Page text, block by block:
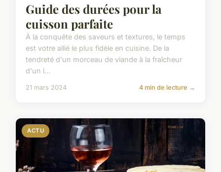
Guide des durées pour la
cuisson parfaite
À la conquête des saveurs et textures, le temps
est votre allié le plus fidèle en cuisine. De la
tendreté d'un morceau de viande à la fraîcheur
d'un l...
21 mars 2024 4 min de lecture →
ACTU